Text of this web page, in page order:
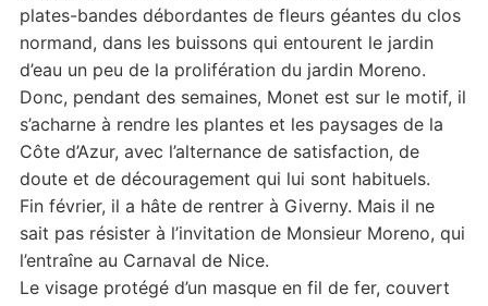
plates-bandes débordantes de fleurs géantes du clos
normand, dans les buissons qui entourent le jardin
d’eau un peu de la prolifération du jardin Moreno.
Donc, pendant des semaines, Monet est sur le motif, il
s’acharne à rendre les plantes et les paysages de la
Côte d’Azur, avec l’alternance de satisfaction, de
doute et de découragement qui lui sont habituels.
Fin février, il a hâte de rentrer à Giverny. Mais il ne
sait pas résister à l’invitation de Monsieur Moreno, qui
l’entraîne au Carnaval de Nice.
Le visage protégé d’un masque en fil de fer, couvert